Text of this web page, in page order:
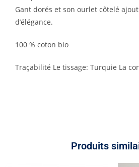
Gant dorés et son ourlet côtelé
d’élégance.
100 % coton bio
Traçabilité Le tissage: Turquie La
Produits